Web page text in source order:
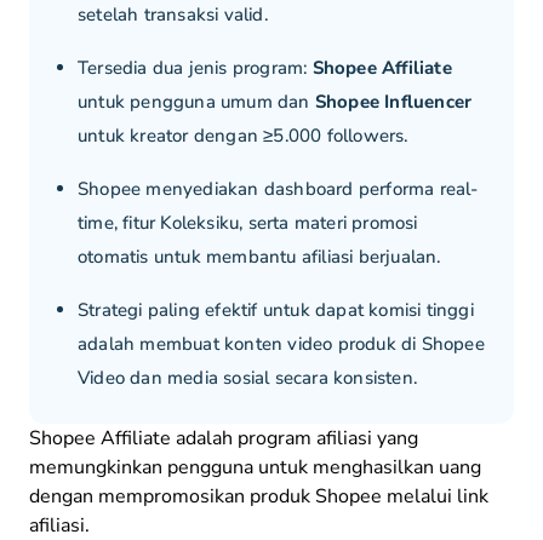
setelah transaksi valid.
Tersedia dua jenis program: Shopee Affiliate
untuk pengguna umum dan Shopee Influencer
untuk kreator dengan ≥5.000 followers.
Shopee menyediakan dashboard performa real-
time, fitur Koleksiku, serta materi promosi
otomatis untuk membantu afiliasi berjualan.
Strategi paling efektif untuk dapat komisi tinggi
adalah membuat konten video produk di Shopee
Video dan media sosial secara konsisten.
Shopee Affiliate adalah program afiliasi yang
memungkinkan pengguna untuk menghasilkan uang
dengan mempromosikan produk Shopee melalui link
afiliasi.